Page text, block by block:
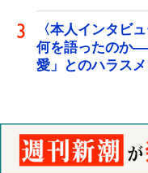
〈本人インタビ
何を語ったのか
愛」とのハラス